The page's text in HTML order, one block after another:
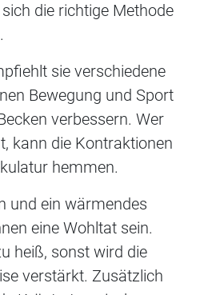
die richtige Methode
sie verschiedene
Bewegung und Sport
verbessern. Wer
kann die Kontraktionen
hemmen.
und ein wärmendes
eine Wohltat sein.
heiß, sonst wird die
verstärkt. Zusätzlich